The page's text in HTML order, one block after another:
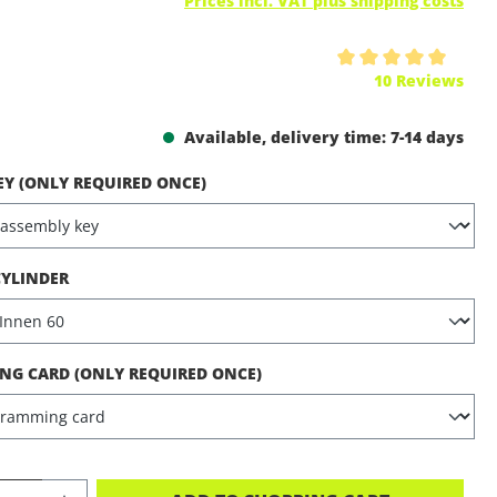
10 Reviews
Available, delivery time: 7-14 days
(ONLY REQUIRED ONCE)
CARD (ONLY REQUIRED ONCE)